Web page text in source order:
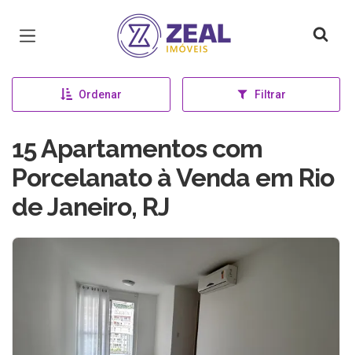
Página inicial
Ordenar Filtrar
15 Apartamentos com
Porcelanato à Venda em Rio
de Janeiro, RJ